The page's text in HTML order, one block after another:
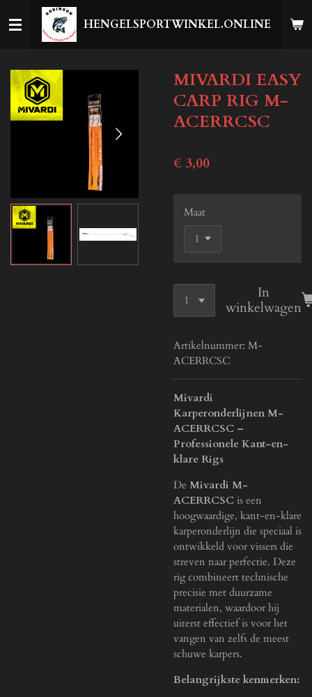
direct
hoofdinhoud
HENGELSPORTWINKEL.ONLINE
MIVARDI EASY
CARP RIG M-
ACERRCSC
€ 3,00
Maat
In
winkelwagen
Artikelnummer: M-
ACERRCSC
Mivardi
Karperonderlijnen M-
ACERRCSC –
Professionele Kant-en-
klare Rigs
De Mivardi M-
ACERRCSC is een
hoogwaardige, kant-en-klare
karperonderlijn die speciaal is
ontwikkeld voor vissers die
streven naar perfectie. Deze
rig combineert technische
precisie met duurzame
materialen, waardoor hij
uiterst effectief is voor het
vangen van zelfs de meest
schuwe karpers.
Belangrijkste kenmerken: